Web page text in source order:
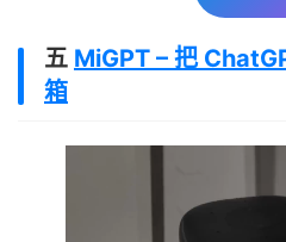
五 MiGPT – 把
箱